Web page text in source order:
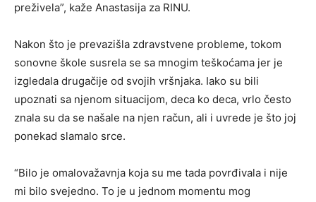
preživela”, kaže Anastasija za RINU.
Nakon što je prevazišla zdravstvene probleme, tokom
sonovne škole susrela se sa mnogim teškoćama jer je
izgledala drugačije od svojih vršnjaka. Iako su bili
upoznati sa njenom situacijom, deca ko deca, vrlo često
znala su da se našale na njen račun, ali i uvrede je što joj
ponekad slamalo srce.
“Bilo je omalovažavnja koja su me tada povrđivala i nije
mi bilo svejedno. To je u jednom momentu mog